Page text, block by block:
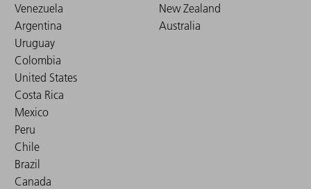
Venezuela
Argentina
Uruguay
Colombia
United States
Costa Rica
Mexico
Peru
Chile
Brazil
Canada
New Zealand
Australia